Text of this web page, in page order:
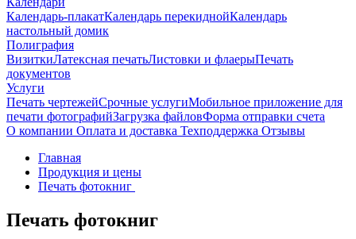
Календарь-плакатКалендарь перекиднойКалендарь
настольный домик
Полиграфия
ВизиткиЛатексная печатьЛистовки и флаерыПечать
документов
Услуги
Печать чертежейСрочные услугиМобильное приложение для
печати фотографийЗагрузка файловФорма отправки счета
О компании Оплата и доставка Техподдержка Отзывы
Главная
Продукция и цены
Печать фотокниг
Печать фотокниг